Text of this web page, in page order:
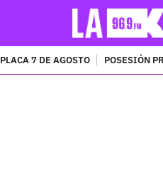
7 DE AGOSTO POSESIÓN